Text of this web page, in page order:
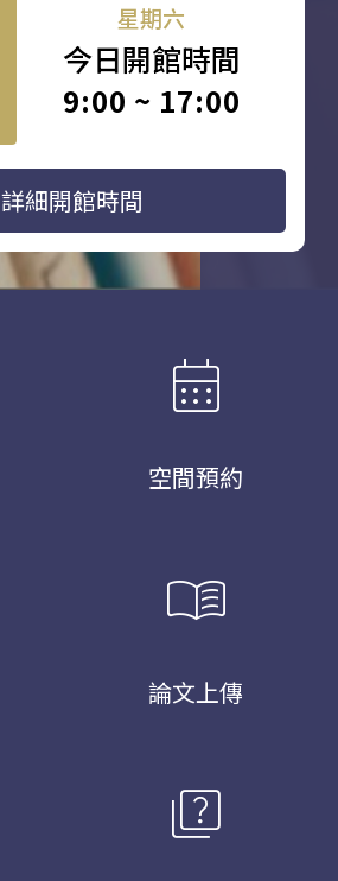
星期六
今日開館時間
9:00 ~ 17:00
詳細開館時間
calendar_month
空間預約
menu_book
論文上傳
quiz